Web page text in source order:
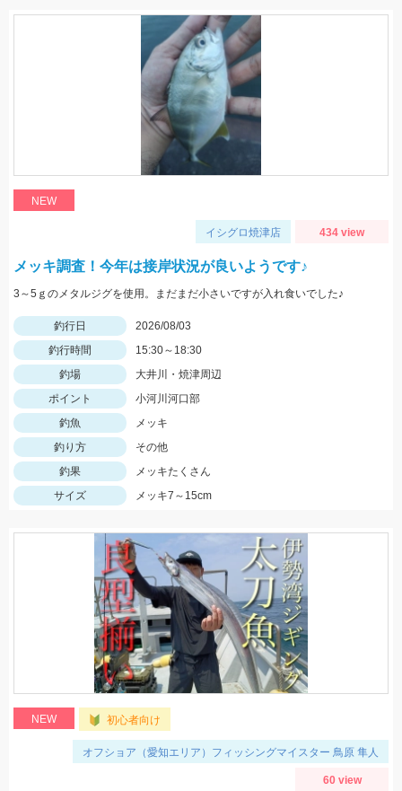
NEW
イシグロ焼津店 434 view
メッキ調査！今年は接岸状況が良いようです♪
3～5ｇのメタルジグを使用。まだまだ小さいですが入れ食いでした♪
釣行日
2026/08/03
釣行時間
15:30～18:30
釣場
大井川・焼津周辺
ポイント
小河川河口部
釣魚
メッキ
釣り方
その他
釣果
メッキたくさん
サイズ
メッキ7～15cm
NEW 初心者向け
オフショア（愛知エリア）フィッシングマイスター 鳥原 隼人
60 view